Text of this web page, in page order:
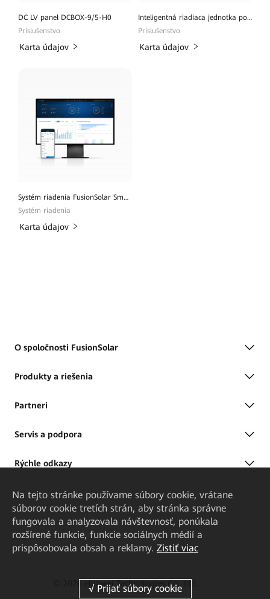
DC LV panel DCBOX-9/5-H0
Príslušenstvo
Karta údajov
Inteligentná riadiaca jednotka poľa SmartACU2000D
Príslušenstvo
Karta údajov
Systém riadenia FusionSolar Smart PV
Systém riadenia
Karta údajov
O spoločnosti FusionSolar
Produkty a riešenia
Partneri
Servis a podpora
Rýchle odkazy
© 2026 Huawei Technologies Co., Ltd.
Na tejto stránke používame súbory cookie, vrátane
súborov cookie tretích strán, aby stránka správne
fungovala a analyzovala návštevnosť, ponúkala
rozšírené funkcie, funkcie sociálnych médií a
prispôsobovala obsah a reklamy. Zistiť viac